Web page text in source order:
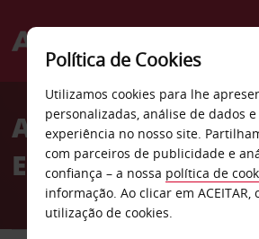
Welcome
AvisAluguer de
Entrega
Política de Cookies
Utilizamos cookies para lhe
personalizadas, análise de dados
experiência no nosso site.
com parceiros de publicidade e
confiança – a nossa política de
informação. Ao clicar em ACEITAR,
utilização de cookies.